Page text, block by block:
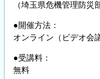
（埼玉県危機管理防災
●開催方法：
オンライン（ビデオ会
●受講料：
無料